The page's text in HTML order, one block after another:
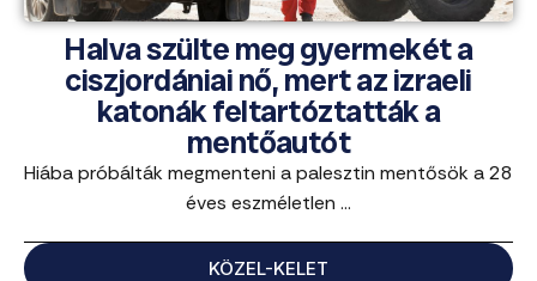
Halva szülte meg gyermekét a
ciszjordániai nő, mert az izraeli
katonák feltartóztatták a
mentőautót
Hiába próbálták megmenteni a palesztin mentősök a 28
éves eszméletlen ...
KÖZEL-KELET